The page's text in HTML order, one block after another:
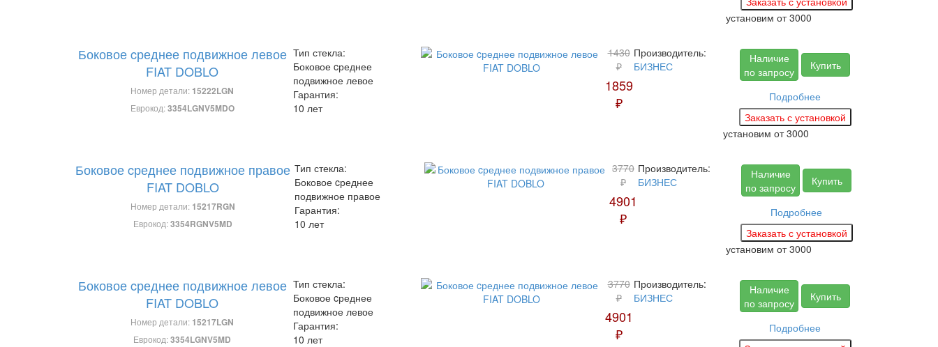
установим от 3000
Боковое cреднее подвижное левое
FIAT DOBLO
Номер детали: 15222LGN
Еврокод:3354LGNV5MDO
Тип стекла:
Боковое cреднее
подвижное левое
Гарантия:
10 лет
1430
₽
1859
₽
Производитель:
БИЗНЕС
Наличие
по запросу
Купить
Подробнее
установим от 3000
Боковое cреднее подвижное правое
FIAT DOBLO
Номер детали: 15217RGN
Еврокод:3354RGNV5MD
Тип стекла:
Боковое cреднее
подвижное правое
Гарантия:
10 лет
3770
₽
4901
₽
Производитель:
БИЗНЕС
Наличие
по запросу
Купить
Подробнее
установим от 3000
Боковое cреднее подвижное левое
FIAT DOBLO
Номер детали: 15217LGN
Еврокод:3354LGNV5MD
Тип стекла:
Боковое cреднее
подвижное левое
Гарантия:
10 лет
3770
₽
4901
₽
Производитель:
БИЗНЕС
Наличие
по запросу
Купить
Подробнее